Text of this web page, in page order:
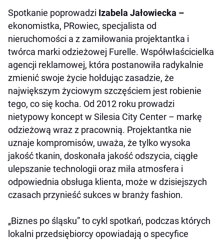
Spotkanie poprowadzi Izabela Jałowiecka –
ekonomistka, PRowiec, specjalista od
nieruchomości a z zamiłowania projektantka i
twórca marki odzieżowej Furelle. Współwłaścicielka
agencji reklamowej, która postanowiła radykalnie
zmienić swoje życie hołdując zasadzie, że
największym życiowym szczęściem jest robienie
tego, co się kocha. Od 2012 roku prowadzi
nietypowy koncept w Silesia City Center – markę
odzieżową wraz z pracownią. Projektantka nie
uznaje kompromisów, uważa, że tylko wysoka
jakość tkanin, doskonała jakość odszycia, ciągłe
ulepszanie technologii oraz miła atmosfera i
odpowiednia obsługa klienta, może w dzisiejszych
czasach przynieść sukces w branży fashion.
„Biznes po śląsku” to cykl spotkań, podczas których
lokalni przedsiębiorcy opowiadają o specyfice